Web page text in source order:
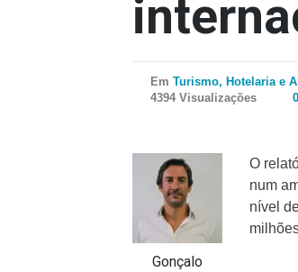
Em Turismo, Hotelaria e
4394 Visualizações
O
num
nível
Gonçalo